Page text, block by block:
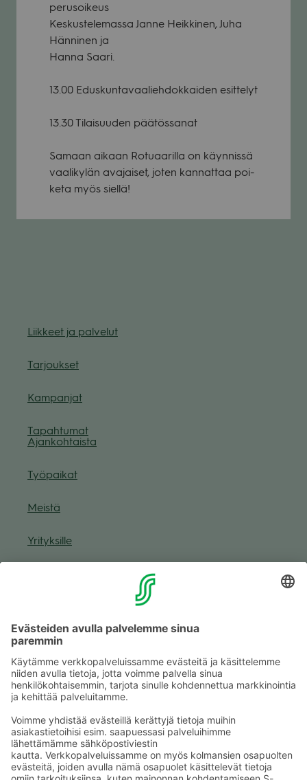
perus­oi­keus
Kes­kus­te­le­massa Janne Heik­ki­nen, Juha
Hän­ni­nen ja
Hanna Saari.
13.00 Edus­kun­ta­vaa­lieh­dok­kai­den esit­te­lyt
13.30 Tilai­suu­den pää­tös­sa­nat
Samaan aikaan Rotu­aa­rilla on käyn­nissä
vaa­li­ky­län ava­jai­set, joten kan­nat­taa poi­
keta myös siellä!
Liik­keet ja pal­ve­lut
Tar­jouk­set
Kam­pan­jat
Tapah­tu­mat
Ajan­koh­taista
Työ­pai­kat
Meistä
Yri­tyk­sille
Muuta eväs­tea­se­tuk­sia & eväs­tein­for­maa­tio
Tie­to­suo­ja­se­loste (Arina)
Kaup­pa­kes­kus
Ma-pe
9–20
La
9–19